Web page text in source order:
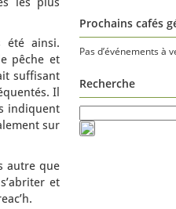
été ainsi.
pêche et
suffisant
Il
indiquent
sur
autre que
et
Prochains cafés
Pas d’événements à
Recherche